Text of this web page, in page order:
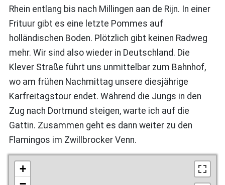
Rhein entlang bis nach Millingen aan de Rijn. In einer
Frituur gibt es eine letzte Pommes auf
holländischen Boden. Plötzlich gibt keinen Radweg
mehr. Wir sind also wieder in Deutschland. Die
Klever Straße führt uns unmittelbar zum Bahnhof,
wo am frühen Nachmittag unsere diesjährige
Karfreitagstour endet. Während die Jungs in den
Zug nach Dortmund steigen, warte ich auf die
Gattin. Zusammen geht es dann weiter zu den
Flamingos im Zwillbrocker Venn.
+